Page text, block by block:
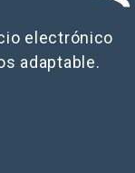
electrónico
adaptable.